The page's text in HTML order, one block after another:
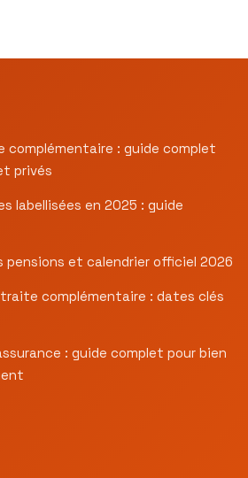
complémentaire : guide complet
privés
labellisées en 2025 : guide
pensions et calendrier officiel 2026
complémentaire : dates clés
: guide complet pour bien